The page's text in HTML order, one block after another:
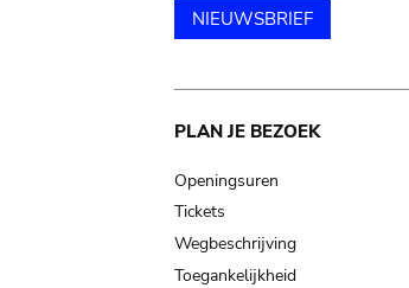
NIEUWSBRIEF
Main
navigation
PLAN JE BEZOEK
Openingsuren
Tickets
Wegbeschrijving
Toegankelijkheid